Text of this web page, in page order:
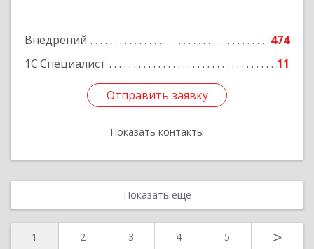
Внедрений
474
1С:Специалист
11
Отправить заявку
Показать контакты
Подробнее
Отправить заявку
Назад
Показать еще
1 2 3 4 5 >